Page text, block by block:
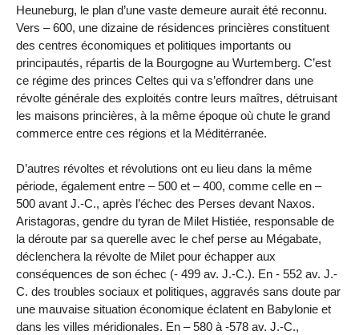
Heuneburg, le plan d’une vaste demeure aurait été reconnu.
Vers – 600, une dizaine de résidences princières constituent
des centres économiques et politiques importants ou
principautés, répartis de la Bourgogne au Wurtemberg. C’est
ce régime des princes Celtes qui va s’effondrer dans une
révolte générale des exploités contre leurs maîtres, détruisant
les maisons princières, à la même époque où chute le grand
commerce entre ces régions et la Méditérranée.
D’autres révoltes et révolutions ont eu lieu dans la même
période, également entre – 500 et – 400, comme celle en –
500 avant J.-C., après l’échec des Perses devant Naxos.
Aristagoras, gendre du tyran de Milet Histiée, responsable de
la déroute par sa querelle avec le chef perse au Mégabate,
déclenchera la révolte de Milet pour échapper aux
conséquences de son échec (- 499 av. J.-C.). En - 552 av. J.-
C. des troubles sociaux et politiques, aggravés sans doute par
une mauvaise situation économique éclatent en Babylonie et
dans les villes méridionales. En – 580 à -578 av. J.-C.,